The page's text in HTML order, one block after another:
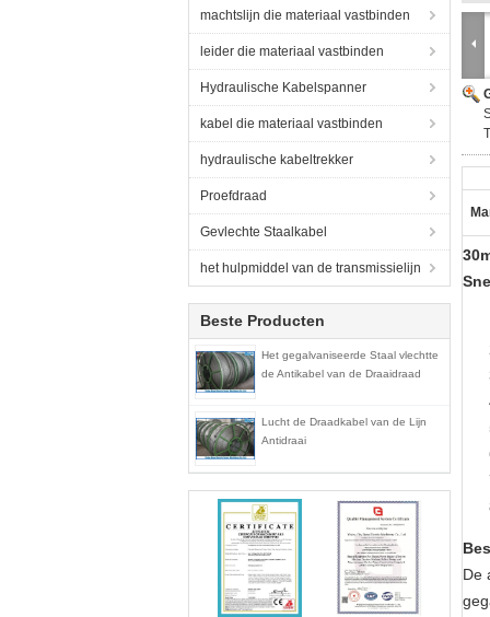
machtslijn die materiaal vastbinden
leider die materiaal vastbinden
Hydraulische Kabelspanner
kabel die materiaal vastbinden
hydraulische kabeltrekker
Proefdraad
Gevlechte Staalkabel
het hulpmiddel van de transmissielijn
Beste Producten
Het gegalvaniseerde Staal vlechtte
de Antikabel van de Draaidraad
Lucht de Draadkabel van de Lijn
Antidraai
De